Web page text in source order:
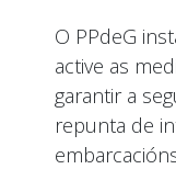
O PPdeG
active as
garantir a
repunta de